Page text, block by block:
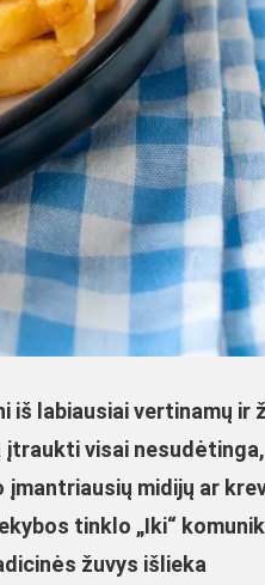
iš labiausiai vertinamų ir
visai
midijų ar
tinklo „Iki“
žuvys išlieka